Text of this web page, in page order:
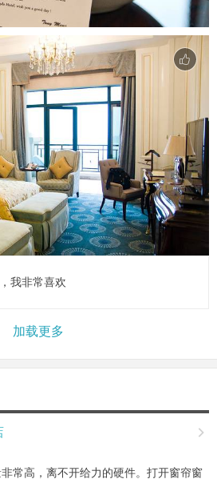
我非常喜欢
加载更多

常高，离不开给力的硬件。打开窗帘窗